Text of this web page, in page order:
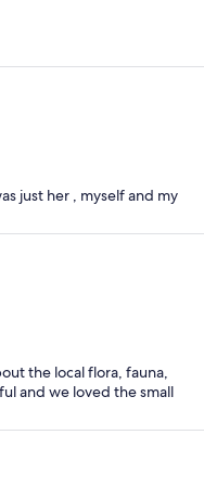
just her , myself and my
the local flora, fauna,
and we loved the small